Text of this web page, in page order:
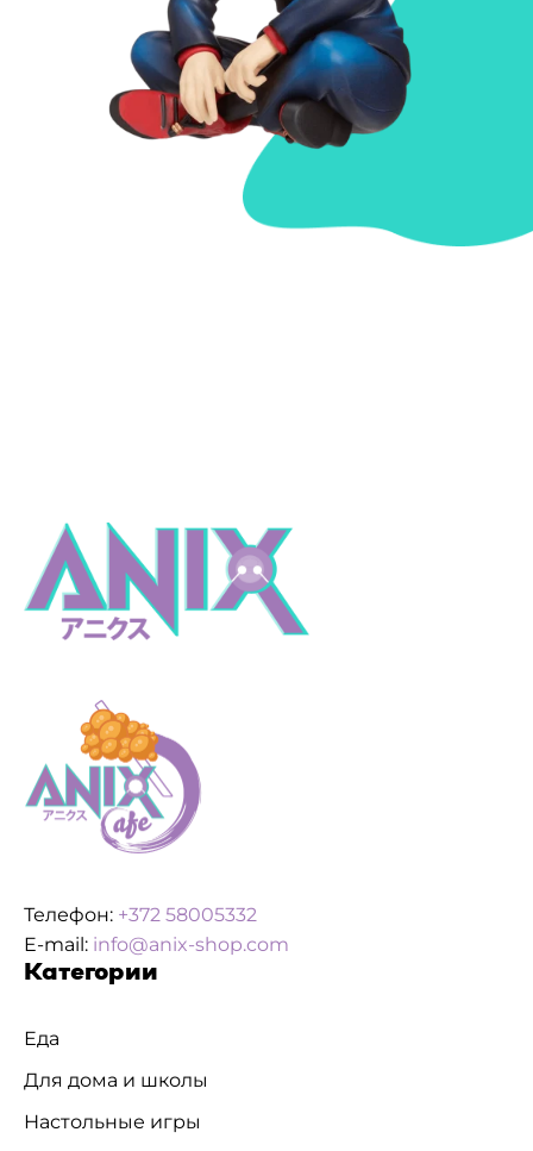
Телефон: +372 58005332
E-mail: info@anix-shop.com
Категории
Еда
Для дома и школы
Настольные игры